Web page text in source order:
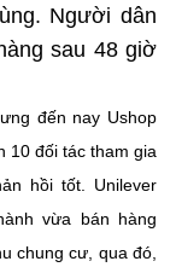
Du, TP. Hà Nội
Nghệ
lại thông tin từ
Người dân
sau 48 giờ
đến nay Ushop
10 đối tác tham gia
hồi tốt. Unilever
vừa bán hàng
chung cư, qua đó,